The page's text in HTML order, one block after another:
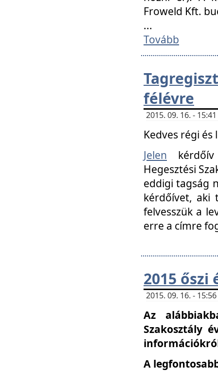
Froweld Kft.
...
Tovább
félévre
2015. 09. 16. -
Kedves régi
Jelen
Hegesztési
eddigi tagság
kérdőívet, aki
felvesszük a
erre a címre
2015 őszi
2015. 09. 16. -
Az
Szakosztály
A